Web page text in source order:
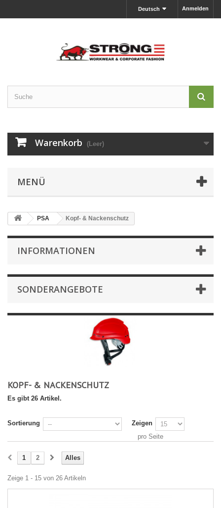
Anmelden
Deutsch
Warenkorb (Leer)
MENÜ
PSA Kopf- & Nackenschutz
INFORMATIONEN
SONDERANGEBOTE
KOPF- & NACKENSCHUTZ
Es gibt 26 Artikel.
Sortierung
Zeigen
pro Seite
Alles
1 2
Zeige 1 - 15 von 26 Artikeln